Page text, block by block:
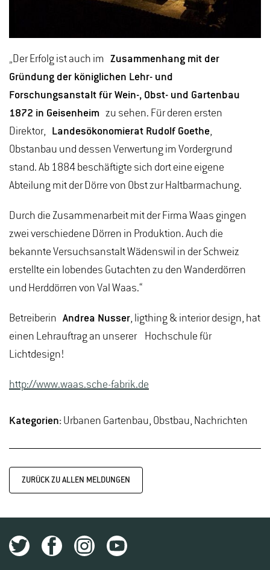
„Der Erfolg ist auch im Zusammenhang mit der
Gründung der königlichen Lehr- und
Forschungsanstalt für Wein-, Obst- und Gartenbau
1872 in Geisenheim zu sehen. Für deren ersten
Direktor, Landesökonomierat Rudolf Goethe,
Obstanbau und dessen Verwertung im Vordergrund
stand. Ab 1884 beschäftigte sich dort eine eigene
Abteilung mit der Dörre von Obst zur Haltbarmachung.
Durch die Zusammenarbeit mit der Firma Waas gingen
zwei verschiedene Dörren in Produktion. Auch die
bekannte Versuchsanstalt Wädenswil in der Schweiz
erstellte ein lobendes Gutachten zu den Wanderdörren
und Herddörren von Val Waas.“
Betreiberin Andrea Nusser, ligthing & interior design, hat
einen Lehrauftrag an unserer Hochschule für
Lichtdesign!
http://www.waas.sche-fabrik.de
Kategorien: Urbanen Gartenbau, Obstbau, Nachrichten
ZURÜCK ZU ALLEN MELDUNGEN